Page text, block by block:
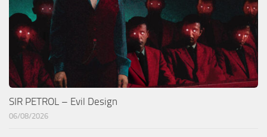
SIR PETROL – Evil Design
06/08/2026